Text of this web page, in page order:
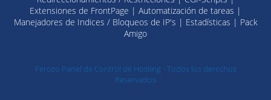
Extensiones de FrontPage | Automatización de tareas |
Manejadores de Indices / Bloqueos de IP's | Estadísticas | Pack
Amigo
Ferozo Panel de Control de Hosting - Todos los derechos
Reservados